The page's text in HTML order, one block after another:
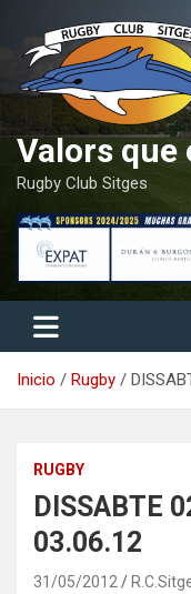
contenido
Rugby Club Sitges
Inicio Rugby
RUGBY
DISSABTE
03.06.12
31/05/2012